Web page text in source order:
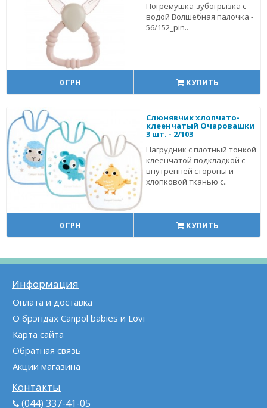
Погремушка-зубогрызка с
водой Волшебная палочка -
56/152_pin..
0 ГРН КУПИТЬ
Слюнявчик хлопчато-
клеенчатый Очаровашки
3 шт. - 2/103
Нагрудник с плотный тонкой
клеенчатой подкладкой с
внутренней стороны и
хлопковой тканью с..
0 ГРН КУПИТЬ
Информация
Оплата и доставка
О брэндах Canpol babies и Lovi
Карта сайта
Обратная связь
Акции магазина
Контакты
(044) 337-41-05